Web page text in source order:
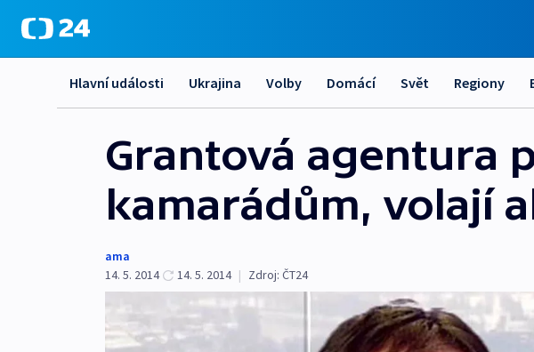
Hlavní události Ukrajina Volby Domácí Svět Regiony
Grantová agentura
kamarádům, volají
ama
14. 5. 2014
14. 5. 2014 | Zdroj: ČT24